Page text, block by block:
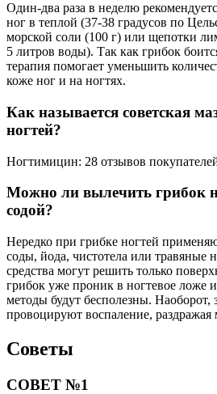
Один-два раза в неделю
ног в теплой (37-38 градусов по
морской соли (100 г) или щепотки
5 литров воды). Так как грибок
терапия помогает уменьшить
коже ног и на ногтях.
Как называется советская
ногтей?
Ногтимицин: 28 отзывов
Можно ли вылечить грибок
содой?
Нередко при грибке ногтей
соды, йода, чистотела или травяные
средства могут решить только
грибок уже проник в ногтевое ложе
методы будут бесполезны. Наоборот,
провоцируют воспаление, раздражая
Советы
СОВЕТ №1